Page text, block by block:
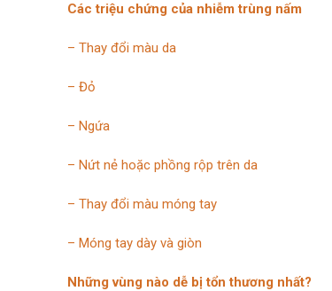
Các triệu chứng của nhiễm trùng nấm
– Thay đổi màu da
– Đỏ
– Ngứa
– Nứt nẻ hoặc phồng rộp trên da
– Thay đổi màu móng tay
– Móng tay dày và giòn
Những vùng nào dễ bị tổn thương nhất?